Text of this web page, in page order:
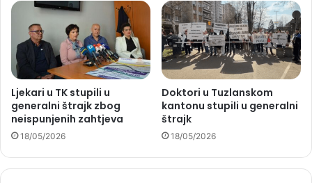
Ljekari u TK stupili u
generalni štrajk zbog
neispunjenih zahtjeva
18/05/2026
Doktori u Tuzlanskom
kantonu stupili u generalni
štrajk
18/05/2026